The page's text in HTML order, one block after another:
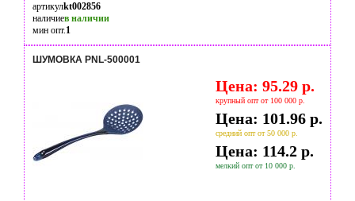
артикулkt002856
наличиев наличии
мин опт.1
ШУМОВКА PNL-500001
Цена: 95.29 р.
крупный опт от 100 000 р.
Цена: 101.96 р.
средний опт от 50 000 р.
Цена: 114.2 р.
мелкий опт от 10 000 р.